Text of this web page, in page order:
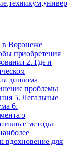
,техникум,
в Воронеже
приобретения
2. Где и
диплома
проблемы
5. Легальные
6.
о
методы
вдохновение для